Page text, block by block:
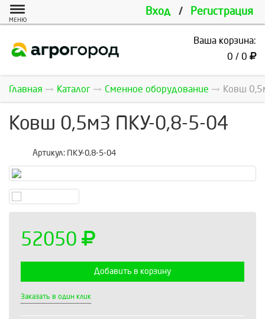
Вход / Регистрация
МЕНЮ
Ваша корзина:
0 / 0
Главная Каталог Сменное оборудование Ковш
Ковш 0,5м3 ПКУ-0,8-5-04
Артикул: ПКУ-0,8-5-04
52050
Добавить в корзину
Заказать в один клик